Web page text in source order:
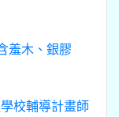
羞木、銀膠
校輔導計畫師